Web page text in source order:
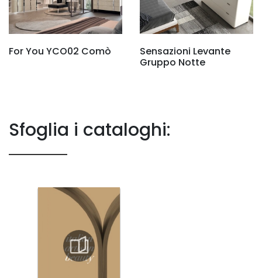
For You YCO02 Comò
Sensazioni Levante
Gruppo Notte
Sfoglia i cataloghi: